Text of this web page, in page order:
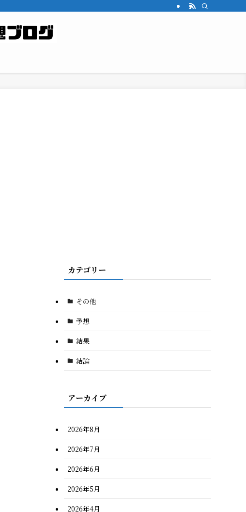
カテゴリー
その他
予想
結果
結論
アーカイブ
2026年8月
2026年7月
2026年6月
2026年5月
2026年4月